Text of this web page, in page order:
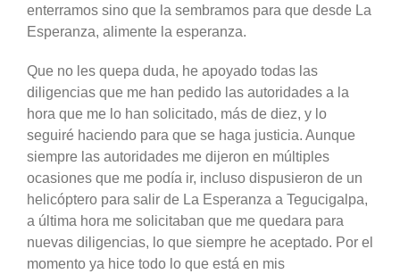
enterramos sino que la sembramos para que desde La
Esperanza, alimente la esperanza.
Que no les quepa duda, he apoyado todas las
diligencias que me han pedido las autoridades a la
hora que me lo han solicitado, más de diez, y lo
seguiré haciendo para que se haga justicia. Aunque
siempre las autoridades me dijeron en múltiples
ocasiones que me podía ir, incluso dispusieron de un
helicóptero para salir de La Esperanza a Tegucigalpa,
a última hora me solicitaban que me quedara para
nuevas diligencias, lo que siempre he aceptado. Por el
momento ya hice todo lo que está en mis